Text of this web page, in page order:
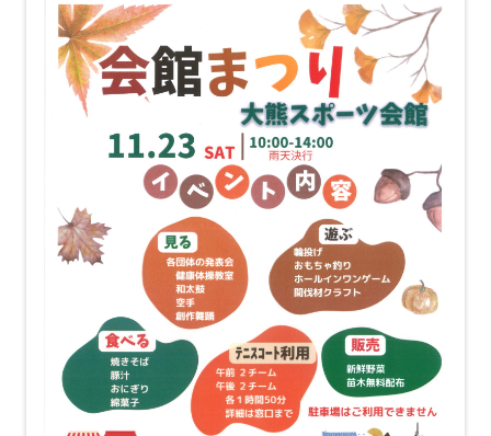
ィ
ン
ド
ウ
で
開
き
す